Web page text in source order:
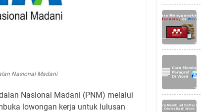
Nasional Madani
Nasional Madani (PNM) melalui
lowongan kerja untuk lulusan